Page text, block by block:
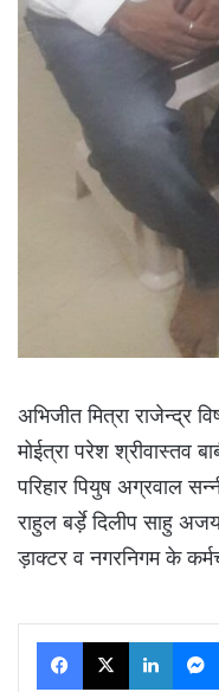
अभिजीत मित्रा राजेन्द्र
मोईत्रा परेश श्रीवास्तव
परिहार पियुष अग्रवाल
राहुल बर्ड़े दिलीप साहु
ड़ाक्टर व नगरनिगम के
Facebook
X